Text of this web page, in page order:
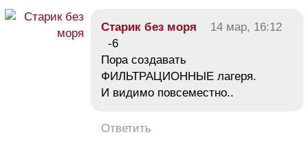
Старик без моря
14 мар, 16:12
-6
Пора создавать
ФИЛЬТРАЦИОННЫЕ лагеря.
И видимо повсеместно..
Ответить